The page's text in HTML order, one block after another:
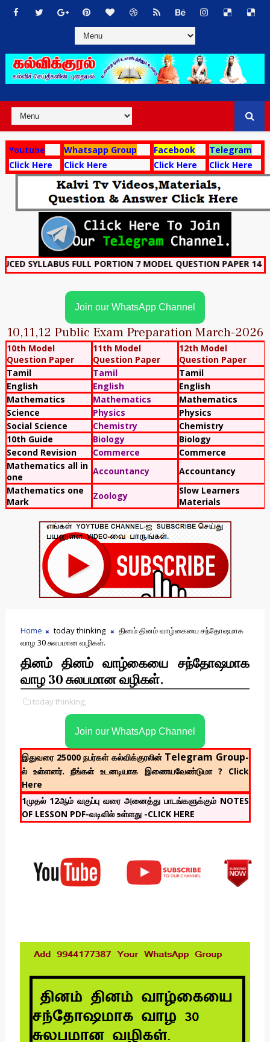
Youtube Whatsapp Group Facebook
Telegram
Click Here
Click Here Click Here Click Here
FULL PORTION 7 MODEL QUESTION PAPER 14 PAGES
Join our WhatsApp Channel
10,11,12 Public Exam Preparation March-2026
10th Model
Question Paper
11th Model
Question Paper
12th Model
Question Paper
Tamil
Tamil
Tamil
English
English
English
Mathematics
Mathematics
Mathematics
Science
Physics
Physics
Social Science
Chemistry
Chemistry
10th Guide
Biology
Biology
Second Revision
Commerce
Commerce
Mathematics all in
one
Accountancy
Accountancy
Mathematics one
Mark
Zoology
Slow Learners
Materials
Home today thinking
தினம் தினம் வாழ்கையை சந்தோஷமாக
வாழ 30 சுலபமான வழிகள்.
தினம் தினம் வாழ்கையை சந்தோஷமாக
வாழ 30 சுலபமான வழிகள்.
today thinking,
Join our WhatsApp Channel
இதுவரை 25000 நபர்கள் கல்விக்குரலின் Telegram Group-
ல் உள்ளனர். நீங்கள் உடனடியாக இணையவேண்டுமா ? Click
Here
1முதல் 12ஆம் வகுப்பு வரை அனைத்து பாடங்களுக்கும் NOTES
OF LESSON PDF-வடிவில் உள்ளது -CLICK HERE